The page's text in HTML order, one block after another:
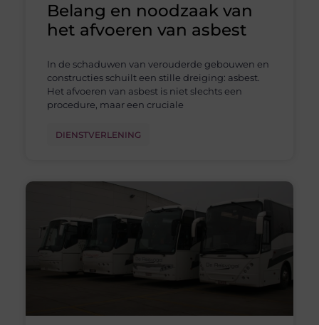
Belang en noodzaak van
het afvoeren van asbest
In de schaduwen van verouderde gebouwen en
constructies schuilt een stille dreiging: asbest.
Het afvoeren van asbest is niet slechts een
procedure, maar een cruciale
DIENSTVERLENING